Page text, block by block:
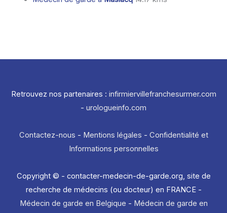
Retrouvez nos partenaires : infirmiervillefranchesurmer.com
- urologueinfo.com
Contactez-nous - Mentions légales - Confidentialité et
Informations personnelles
Copyright © - contacter-medecin-de-garde.org, site de
recherche de médecins (ou docteur) en FRANCE -
Médecin de garde en Belgique - Médecin de garde en